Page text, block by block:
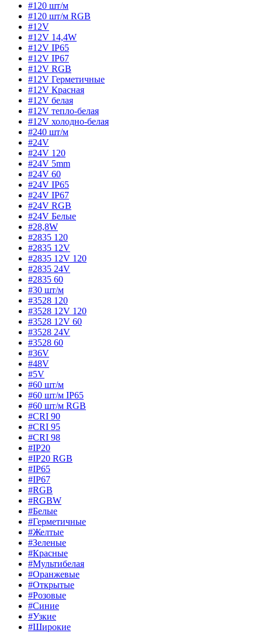
#120 шт/м
#120 шт/м RGB
#12V
#12V 14,4W
#12V IP65
#12V IP67
#12V RGB
#12V Герметичные
#12V Красная
#12V белая
#12V тепло-белая
#12V холодно-белая
#240 шт/м
#24V
#24V 120
#24V 5mm
#24V 60
#24V IP65
#24V IP67
#24V RGB
#24V Белые
#28,8W
#2835 120
#2835 12V
#2835 12V 120
#2835 24V
#2835 60
#30 шт/м
#3528 120
#3528 12V 120
#3528 12V 60
#3528 24V
#3528 60
#36V
#48V
#5V
#60 шт/м
#60 шт/м IP65
#60 шт/м RGB
#CRI 90
#CRI 95
#CRI 98
#IP20
#IP20 RGB
#IP65
#IP67
#RGB
#RGBW
#Белые
#Герметичные
#Желтые
#Зеленые
#Красные
#Мультибелая
#Оранжевые
#Открытые
#Розовые
#Синие
#Узкие
#Широкие